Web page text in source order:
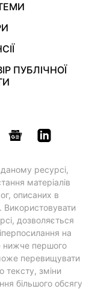
ПУБЛІЧНОЇ
даному ресурсі,
матеріалів
описаних в
. Використовувати
дозволяється
на
нижче першого
перевищувати
тексту, зміни
більшого обсягу